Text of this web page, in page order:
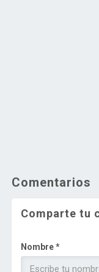
Comentarios
Comparte tu
Nombre *